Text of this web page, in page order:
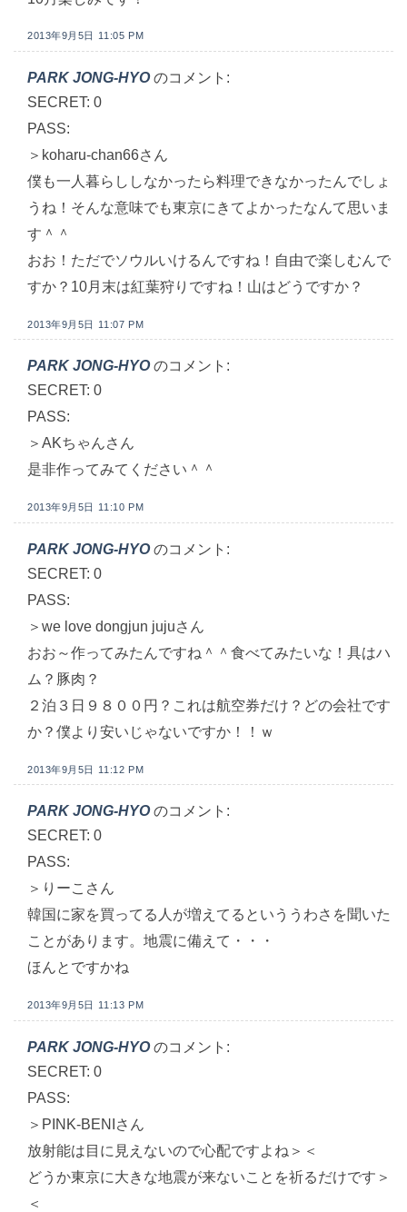
2013年9月5日 11:05 PM
PARK JONG-HYO のコメント:
SECRET: 0
PASS:
＞koharu-chan66さん
僕も一人暮らししなかったら料理できなかったんでしょ
うね！そんな意味でも東京にきてよかったなんて思いま
す＾＾
おお！ただでソウルいけるんですね！自由で楽しむんで
すか？10月末は紅葉狩りですね！山はどうですか？
2013年9月5日 11:07 PM
PARK JONG-HYO のコメント:
SECRET: 0
PASS:
＞AKちゃんさん
是非作ってみてください＾＾
2013年9月5日 11:10 PM
PARK JONG-HYO のコメント:
SECRET: 0
PASS:
＞we love dongjun jujuさん
おお～作ってみたんですね＾＾食べてみたいな！具はハ
ム？豚肉？
２泊３日９８００円？これは航空券だけ？どの会社です
か？僕より安いじゃないですか！！ｗ
2013年9月5日 11:12 PM
PARK JONG-HYO のコメント:
SECRET: 0
PASS:
＞りーこさん
韓国に家を買ってる人が増えてるといううわさを聞いた
ことがあります。地震に備えて・・・
ほんとですかね
2013年9月5日 11:13 PM
PARK JONG-HYO のコメント:
SECRET: 0
PASS:
＞PINK-BENIさん
放射能は目に見えないので心配ですよね＞＜
どうか東京に大きな地震が来ないことを祈るだけです＞
＜